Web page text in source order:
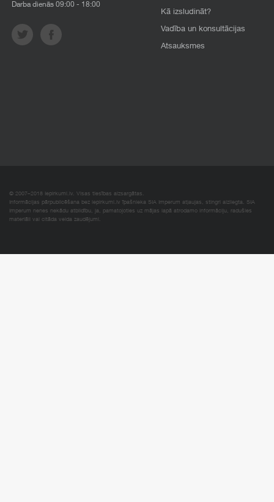
Darba dienās 09:00 - 18:00
Kā izsludināt?
Vadība un konsultācijas
Atsauksmes
© 2007–2018 Iepirkumi.lv. Visas tiesības aizsargātas.
Informācijas pārpublicēšana bez iepirkumi.lv īpašnieka SIA Imperum atļaujas, stingri aizliegta. SIA
Imperum nenes nekādu atbildību, ja, pamatojoties uz mājas lapā atrodamo informāciju, radušies
materiāli vai citāda veida zaudējumi.